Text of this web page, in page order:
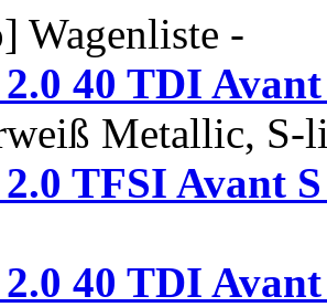
Wagenliste -
40 TDI
Metallic,
TFSI Avant
40 TDI